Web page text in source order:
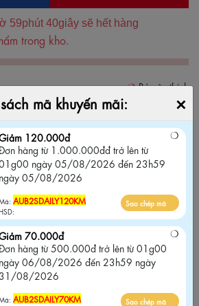
59phút 40giây sẽ hết hàng
trong kho.
Bỏ yêu thích
hàng từ 1.000.000đđ trở lên từ 01g00
05/08/2026 đến 23h59 ngày
08/2026
AUB2SDAILY120KM
70.000đ
hàng từ 500.000đ trở lên từ 01g00
06/08/2026 đến 23h59 ngày
08/2026
AUB2SDAILY70KM Sao chép mã
mã khuyến mãi: ×
120.000đ
hàng từ 1.000.000đđ trở lên từ
ngày 05/08/2026 đến 23h59
ngày 05/08/2026
AUB2SDAILY120KM Sao chép mã
70.000đ
hàng từ 500.000đ trở lên từ 01g00
ngày 06/08/2026 đến 23h59 ngày
31/08/2026
AUB2SDAILY70KM Sao chép mã